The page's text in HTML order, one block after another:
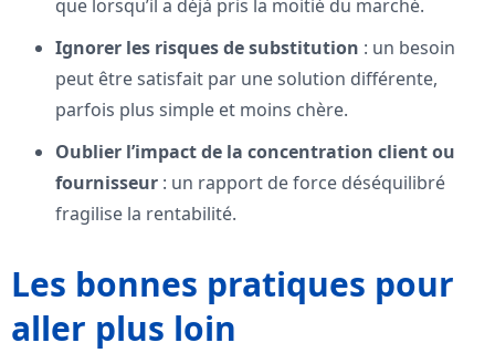
que lorsqu’il a déjà pris la moitié du marché.
Ignorer les risques de substitution : un besoin
peut être satisfait par une solution différente,
parfois plus simple et moins chère.
Oublier l’impact de la concentration client ou
fournisseur : un rapport de force déséquilibré
fragilise la rentabilité.
Les bonnes pratiques pour
aller plus loin